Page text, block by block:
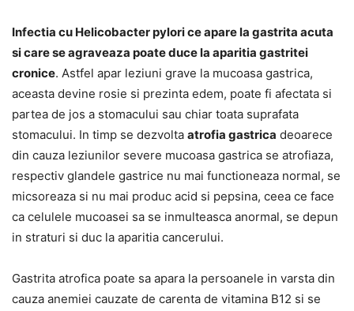
Infectia cu Helicobacter pylori ce apare la gastrita acuta
si care se agraveaza poate duce la aparitia gastritei
cronice. Astfel apar leziuni grave la mucoasa gastrica,
aceasta devine rosie si prezinta edem, poate fi afectata si
partea de jos a stomacului sau chiar toata suprafata
stomacului. In timp se dezvolta atrofia gastrica deoarece
din cauza leziunilor severe mucoasa gastrica se atrofiaza,
respectiv glandele gastrice nu mai functioneaza normal, se
micsoreaza si nu mai produc acid si pepsina, ceea ce face
ca celulele mucoasei sa se inmulteasca anormal, se depun
in straturi si duc la aparitia cancerului.
Gastrita atrofica poate sa apara la persoanele in varsta din
cauza anemiei cauzate de carenta de vitamina B12 si se